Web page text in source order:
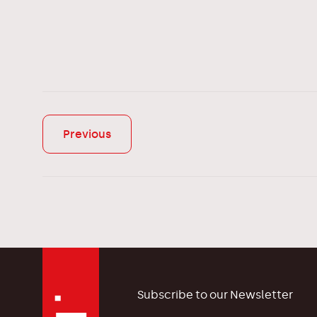
Previous
Subscribe to our Newsletter